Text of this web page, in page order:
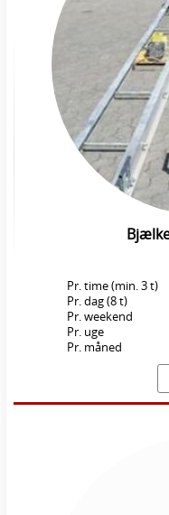
Pr. time (min. 3 t)
Pr. dag (8 t)
Pr. weekend
Pr. uge
Pr. måned